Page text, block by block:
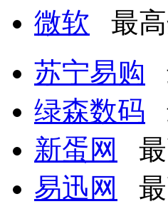
微软 最高
苏宁易购
绿森数码
新蛋网
最
易迅网
最